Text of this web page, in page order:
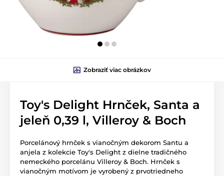
Zobraziť viac obrázkov
Toy's Delight Hrnček, Santa a
jeleň 0,39 l, Villeroy & Boch
Porcelánový hrnček s vianočným dekorom Santu a
anjela z kolekcie Toy's Delight z dielne tradičného
nemeckého porcelánu Villeroy & Boch. Hrnček s
vianočným motívom je vyrobený z prvotriedneho